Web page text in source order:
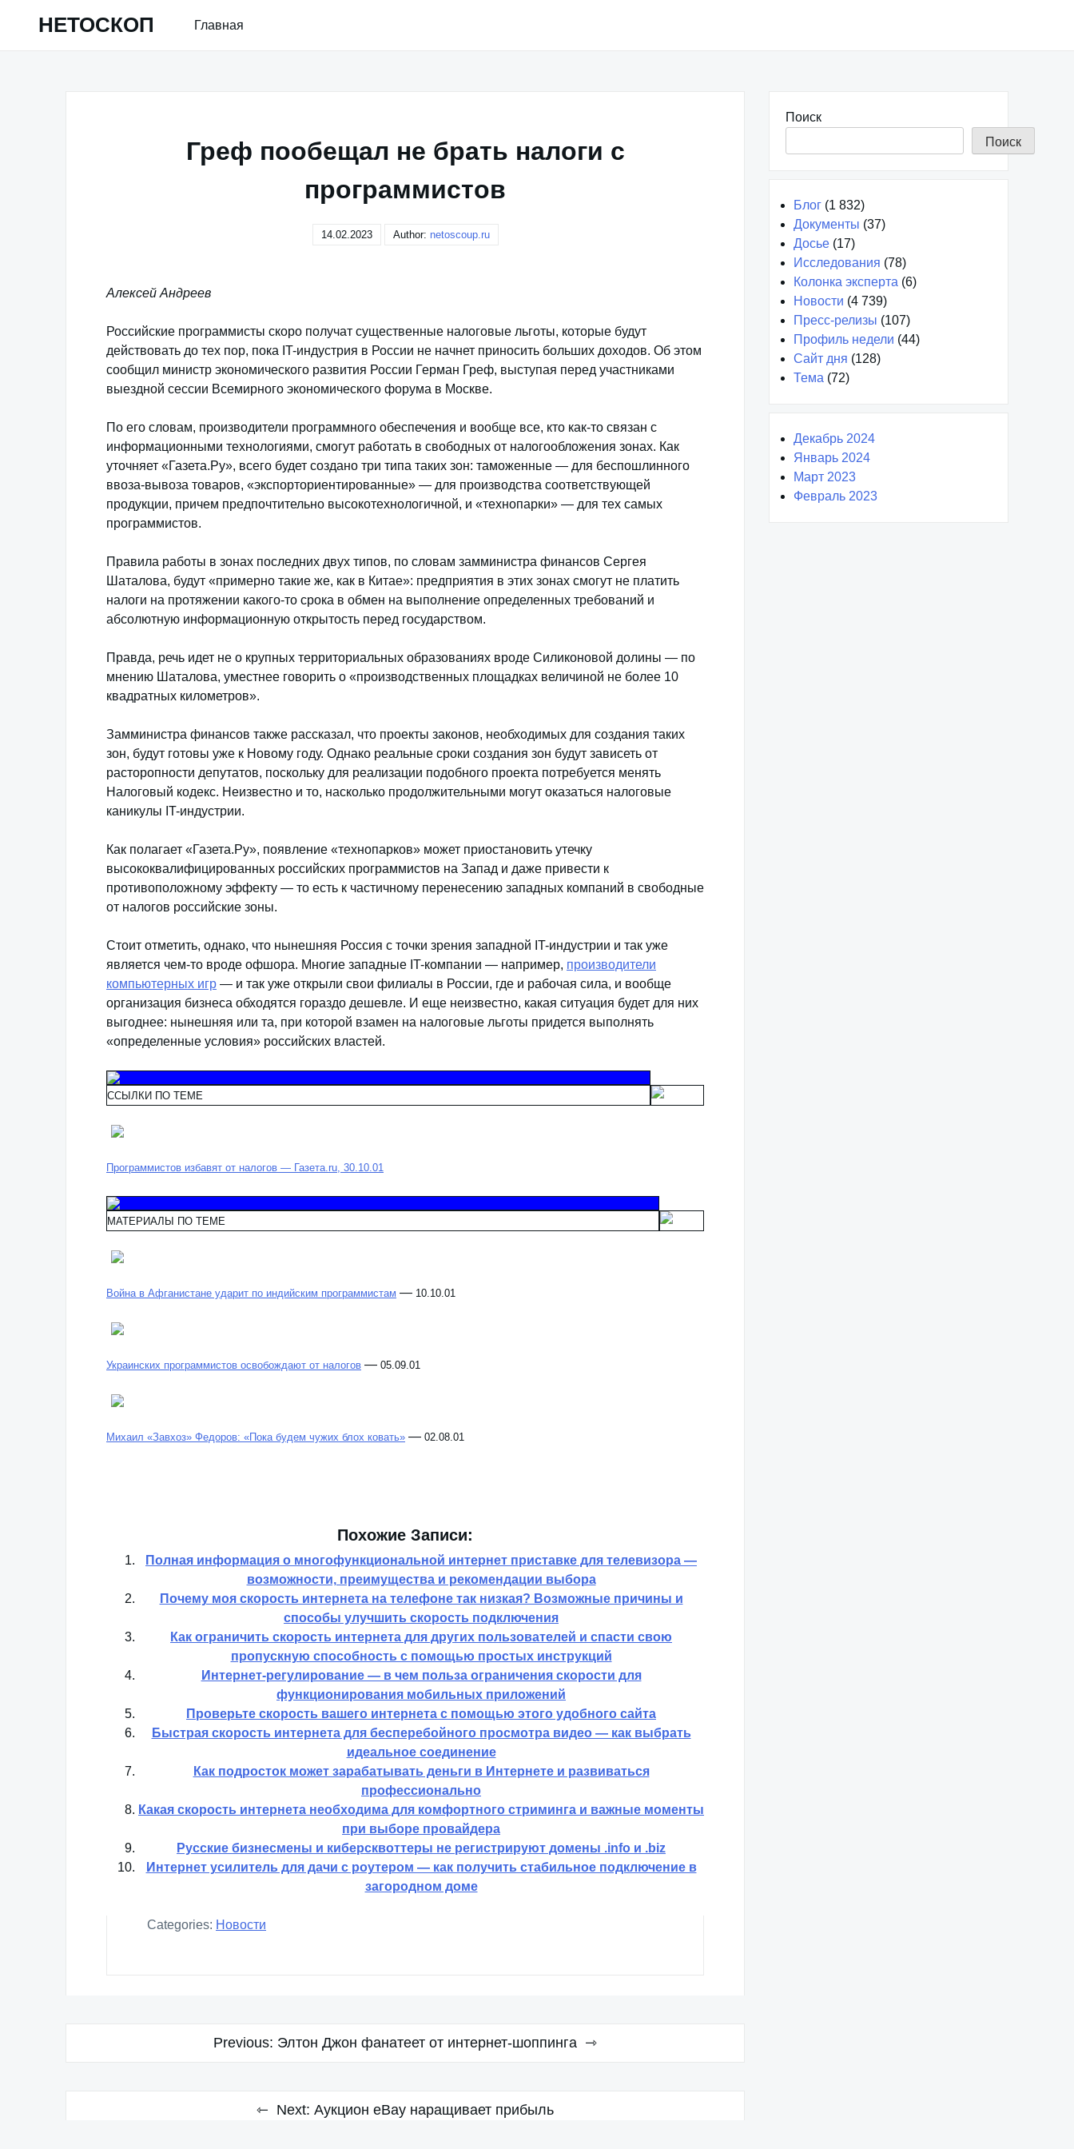
НЕТОСКОП Главная
Греф пообещал не брать налоги с
программистов
14.02.2023 Author: netoscoup.ru
Алексей Андреев
Российские программисты скоро получат существенные налоговые льготы, которые будут
действовать до тех пор, пока IT-индустрия в России не начнет приносить больших доходов. Об этом
сообщил министр экономического развития России Герман Греф, выступая перед участниками
выездной сессии Всемирного экономического форума в Москве.
По его словам, производители программного обеспечения и вообще все, кто как-то связан с
информационными технологиями, смогут работать в свободных от налогообложения зонах. Как
уточняет «Газета.Ру», всего будет создано три типа таких зон: таможенные — для беспошлинного
ввоза-вывоза товаров, «экспорториентированные» — для производства соответствующей
продукции, причем предпочтительно высокотехнологичной, и «технопарки» — для тех самых
программистов.
Правила работы в зонах последних двух типов, по словам замминистра финансов Сергея
Шаталова, будут «примерно такие же, как в Китае»: предприятия в этих зонах смогут не платить
налоги на протяжении какого-то срока в обмен на выполнение определенных требований и
абсолютную информационную открытость перед государством.
Правда, речь идет не о крупных территориальных образованиях вроде Силиконовой долины — по
мнению Шаталова, уместнее говорить о «производственных площадках величиной не более 10
квадратных километров».
Замминистра финансов также рассказал, что проекты законов, необходимых для создания таких
зон, будут готовы уже к Новому году. Однако реальные сроки создания зон будут зависеть от
расторопности депутатов, поскольку для реализации подобного проекта потребуется менять
Налоговый кодекс. Неизвестно и то, насколько продолжительными могут оказаться налоговые
каникулы IT-индустрии.
Как полагает «Газета.Ру», появление «технопарков» может приостановить утечку
высококвалифицированных российских программистов на Запад и даже привести к
противоположному эффекту — то есть к частичному перенесению западных компаний в свободные
от налогов российские зоны.
Стоит отметить, однако, что нынешняя Россия с точки зрения западной IT-индустрии и так уже
является чем-то вроде офшора. Многие западные IT-компании — например, производители
компьютерных игр — и так уже открыли свои филиалы в России, где и рабочая сила, и вообще
организация бизнеса обходятся гораздо дешевле. И еще неизвестно, какая ситуация будет для них
выгоднее: нынешняя или та, при которой взамен на налоговые льготы придется выполнять
«определенные условия» российских властей.
ССЫЛКИ ПО ТЕМЕ
Программистов избавят от налогов — Газета.ru, 30.10.01
МАТЕРИАЛЫ ПО ТЕМЕ
Война в Афганистане ударит по индийским программистам — 10.10.01
Украинских программистов освобождают от налогов — 05.09.01
Михаил «Завхоз» Федоров: «Пока будем чужих блох ковать» — 02.08.01
Похожие Записи:
Полная информация о многофункциональной интернет приставке для телевизора —
возможности, преимущества и рекомендации выбора
Почему моя скорость интернета на телефоне так низкая? Возможные причины и
способы улучшить скорость подключения
Как ограничить скорость интернета для других пользователей и спасти свою
пропускную способность с помощью простых инструкций
Интернет-регулирование — в чем польза ограничения скорости для
функционирования мобильных приложений
Проверьте скорость вашего интернета с помощью этого удобного сайта
Быстрая скорость интернета для бесперебойного просмотра видео — как выбрать
идеальное соединение
Как подросток может зарабатывать деньги в Интернете и развиваться
профессионально
Какая скорость интернета необходима для комфортного стриминга и важные моменты
при выборе провайдера
Русские бизнесмены и киберсквоттеры не регистрируют домены .info и .biz
Интернет усилитель для дачи с роутером — как получить стабильное подключение в
загородном доме
Categories: Новости
Previous: Элтон Джон фанатеет от интернет-шоппинга
Next: Аукцион eBay наращивает прибыль
Поиск
Поиск
Блог (1 832)
Документы (37)
Досье (17)
Исследования (78)
Колонка эксперта (6)
Новости (4 739)
Пресс-релизы (107)
Профиль недели (44)
Сайт дня (128)
Тема (72)
Декабрь 2024
Январь 2024
Март 2023
Февраль 2023